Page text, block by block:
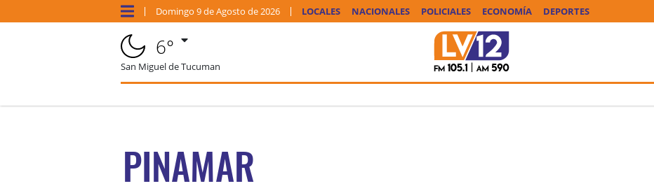
Domingo 9 deAgosto de 2026 LOCALES NACIONALES POLICIALES ECONOMÍA DEPORTES
6°
San Miguel de Tucuman
PINAMAR